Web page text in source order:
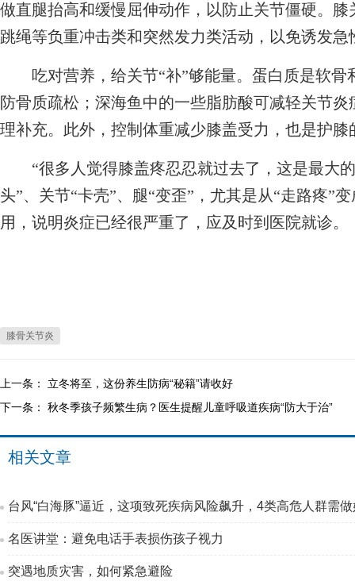
做直腿抬高和缓慢屈伸动作，以防止关节僵硬。
跳绳等负重冲击类和突然发力类活动，以免诱发急
吃对营养，给关节“补”够能量。蛋白质是软骨
防骨质疏松；深海鱼中的一些脂肪酸可减轻关节
理补充。此外，控制体重减少膝盖受力，也是护膝
“很多人觉得膝盖疼忍忍就过去了，这是最大的
头”、关节“卡壳”、腿“变歪”，尤其是从“走路疼”
用，说明炎症已经很严重了，应及时到医院就诊。
膝骨关节炎
上一条： 立冬将至，这份养生防病“秘籍”请收好
下一条： 秋冬季孩子频繁生病？医生提醒儿童呼吸道疾病“防大于治”
相关文章
台风“白海豚”逼近，这项致死疾病风险飙升，4类高危人群需
名医讲堂：避免电话手表损伤孩子视力
突遇地质灾害，如何紧急避险